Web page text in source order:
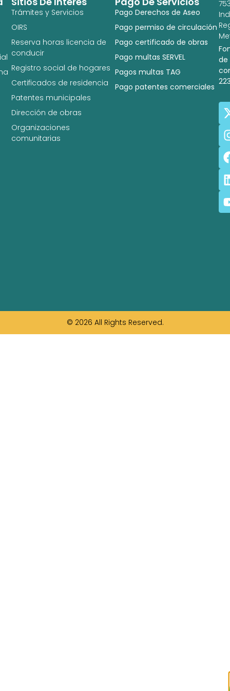
Pago Derechos de Aseo
Pago permiso de circulación
Pago certificado de obras
Pago multas SERVEL
Pagos multas TAG
Pago patentes comerciales
Trámites y Servicios
OIRS
Reserva horas licencia de
conducir
Registro social de hogares
Certificados de residencia
Patentes municipales
Dirección de obras
Organizaciones
comunitarias
de
© 2026 All Rights Reserved.